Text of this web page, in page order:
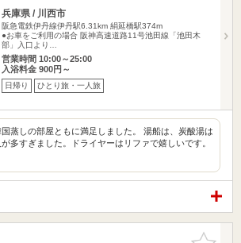
兵庫県 / 川西市
阪急電鉄伊丹線伊丹駅6.31km 絹延橋駅374m
●お車をご利用の場合 阪神高速道路11号池田線「池田木
部」入口より…
営業時間 10:00～25:00
入浴料金 900円～
日帰り ひとり旅・一人旅
蒸しの部屋ともに満足しました。 湯船は、炭酸湯は
多すぎました。ドライヤーはリファで嬉しいです。
お気に入